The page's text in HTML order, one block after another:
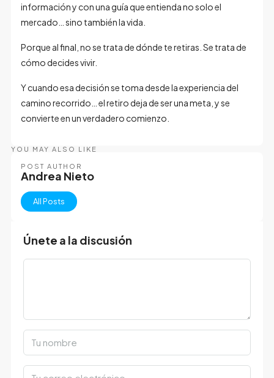
información y con una guía que entienda no solo el
mercado… sino también la vida.
Porque al final, no se trata de dónde te retiras. Se trata de
cómo decides vivir.
Y cuando esa decisión se toma desde la experiencia del
camino recorrido… el retiro deja de ser una meta, y se
convierte en un verdadero comienzo.
YOU MAY ALSO LIKE
POST AUTHOR
Andrea Nieto
All Posts
Únete a la discusión